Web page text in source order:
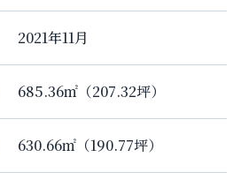
2021年11月
685.36㎡（207.32坪）
630.66㎡（190.77坪）